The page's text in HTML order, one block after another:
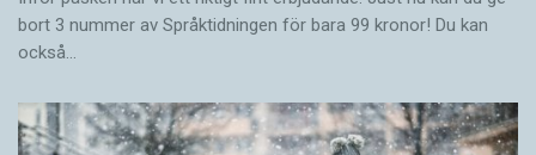
bort 3 nummer av Språktidningen för bara 99 kronor! Du kan
också…